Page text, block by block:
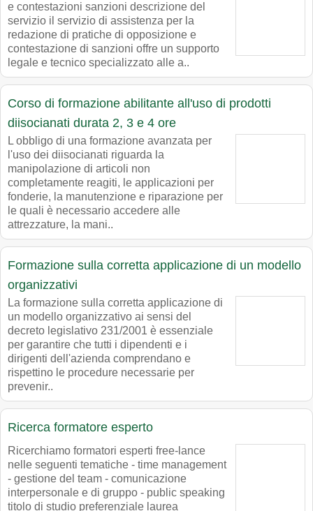
e contestazioni sanzioni descrizione del
servizio il servizio di assistenza per la
redazione di pratiche di opposizione e
contestazione di sanzioni offre un supporto
legale e tecnico specializzato alle a..
Corso di formazione abilitante all'uso di prodotti
diisocianati durata 2, 3 e 4 ore
L obbligo di una formazione avanzata per
l'uso dei diisocianati riguarda la
manipolazione di articoli non
completamente reagiti, le applicazioni per
fonderie, la manutenzione e riparazione per
le quali è necessario accedere alle
attrezzature, la mani..
Formazione sulla corretta applicazione di un modello
organizzativi
La formazione sulla corretta applicazione di
un modello organizzativo ai sensi del
decreto legislativo 231/2001 è essenziale
per garantire che tutti i dipendenti e i
dirigenti dell'azienda comprendano e
rispettino le procedure necessarie per
prevenir..
Ricerca formatore esperto
Ricerchiamo formatori esperti free-lance
nelle seguenti tematiche - time management
- gestione del team - comunicazione
interpersonale e di gruppo - public speaking
titolo di studio preferenziale laurea